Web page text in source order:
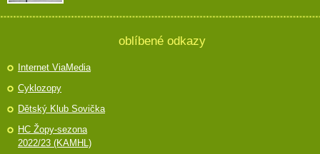
oblíbené odkazy
Internet ViaMedia
Cyklozopy
Dětský Klub Sovička
HC Žopy-sezona
2022/23 (KAMHL)